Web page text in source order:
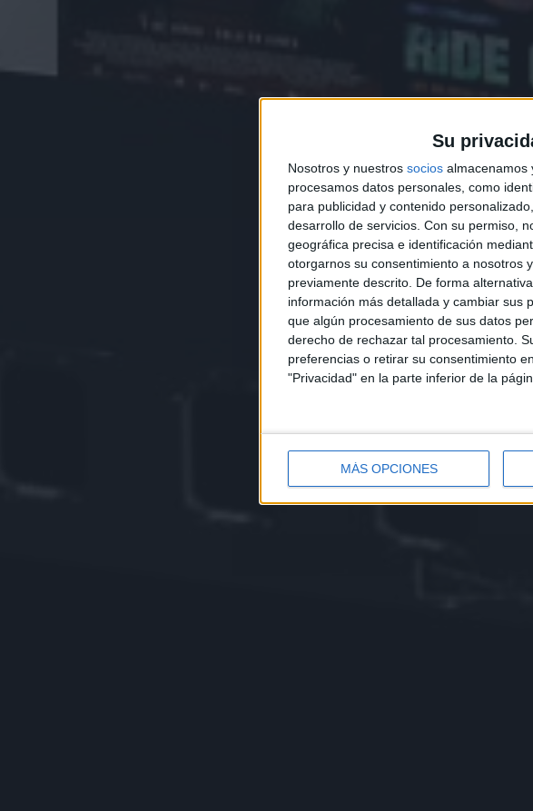
Su
Nosotros y nuestros socios almacenamos
procesamos datos personales, como
para publicidad y contenido
desarrollo de servicios. Con su permiso,
geográfica precisa e identificación
otorgarnos su consentimiento a nosotros
previamente descrito. De forma
información más detallada y cambiar sus
que algún procesamiento de sus datos
derecho de rechazar tal procesamiento.
preferencias o retirar su consentimiento
"Privacidad" en la parte inferior de la
MÁS OPCIONES